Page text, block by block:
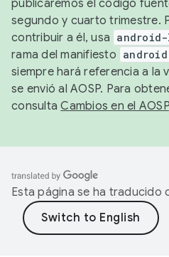
publicaremos el código
segundo y cuarto trimestre.
contribuir a él, usa
rama del manifiesto
siempre hará referencia a la
se envió al AOSP. Para
consultaCambios en el AOSP
Esta página se ha traducido